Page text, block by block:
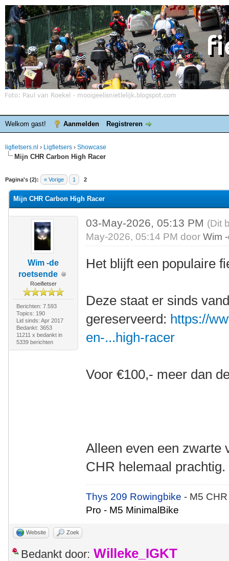
Welkom gast! Aanmelden Registreren
ligfietsers.nl › Ligfietsers › Showcase
Mijn CHR Carbon High Racer
Pagina's (2): « Vorige 1 2
waardering is 0
Mijn CHR Carbon High Racer
Wim -de
roetsende
Roeifietser
Berichten: 7.593
Topics: 190
Lid sinds: Apr 2017
Bedankt: 3653
11211 x bedankt in
5339 berichten
03-May-2026, 05:13 PM (Dit
May-2026, 05:14 PM doorWim
Het blijft een populaire
Deze staat er sinds
gereserveerd: https://
en-...high-racer
Voor €100,- meer dan
Alleen even een zwarte
CHR helemaal prachtig.
Thys 209 Rowingbike- M5
Pro - M5 MinimalBike
Website Zoek
Bedankt door: Willeke_IGKT